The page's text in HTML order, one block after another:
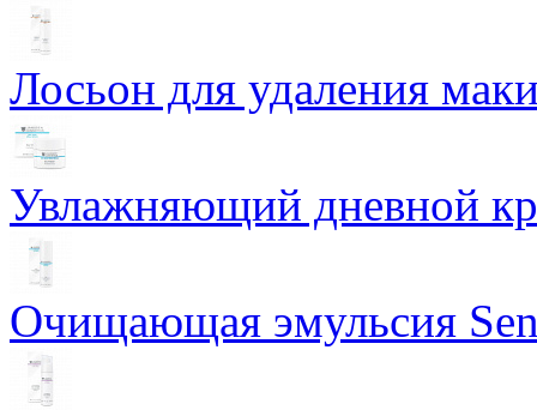
Лосьон для удаления
Увлажняющий дневной
Очищающая эмульсия